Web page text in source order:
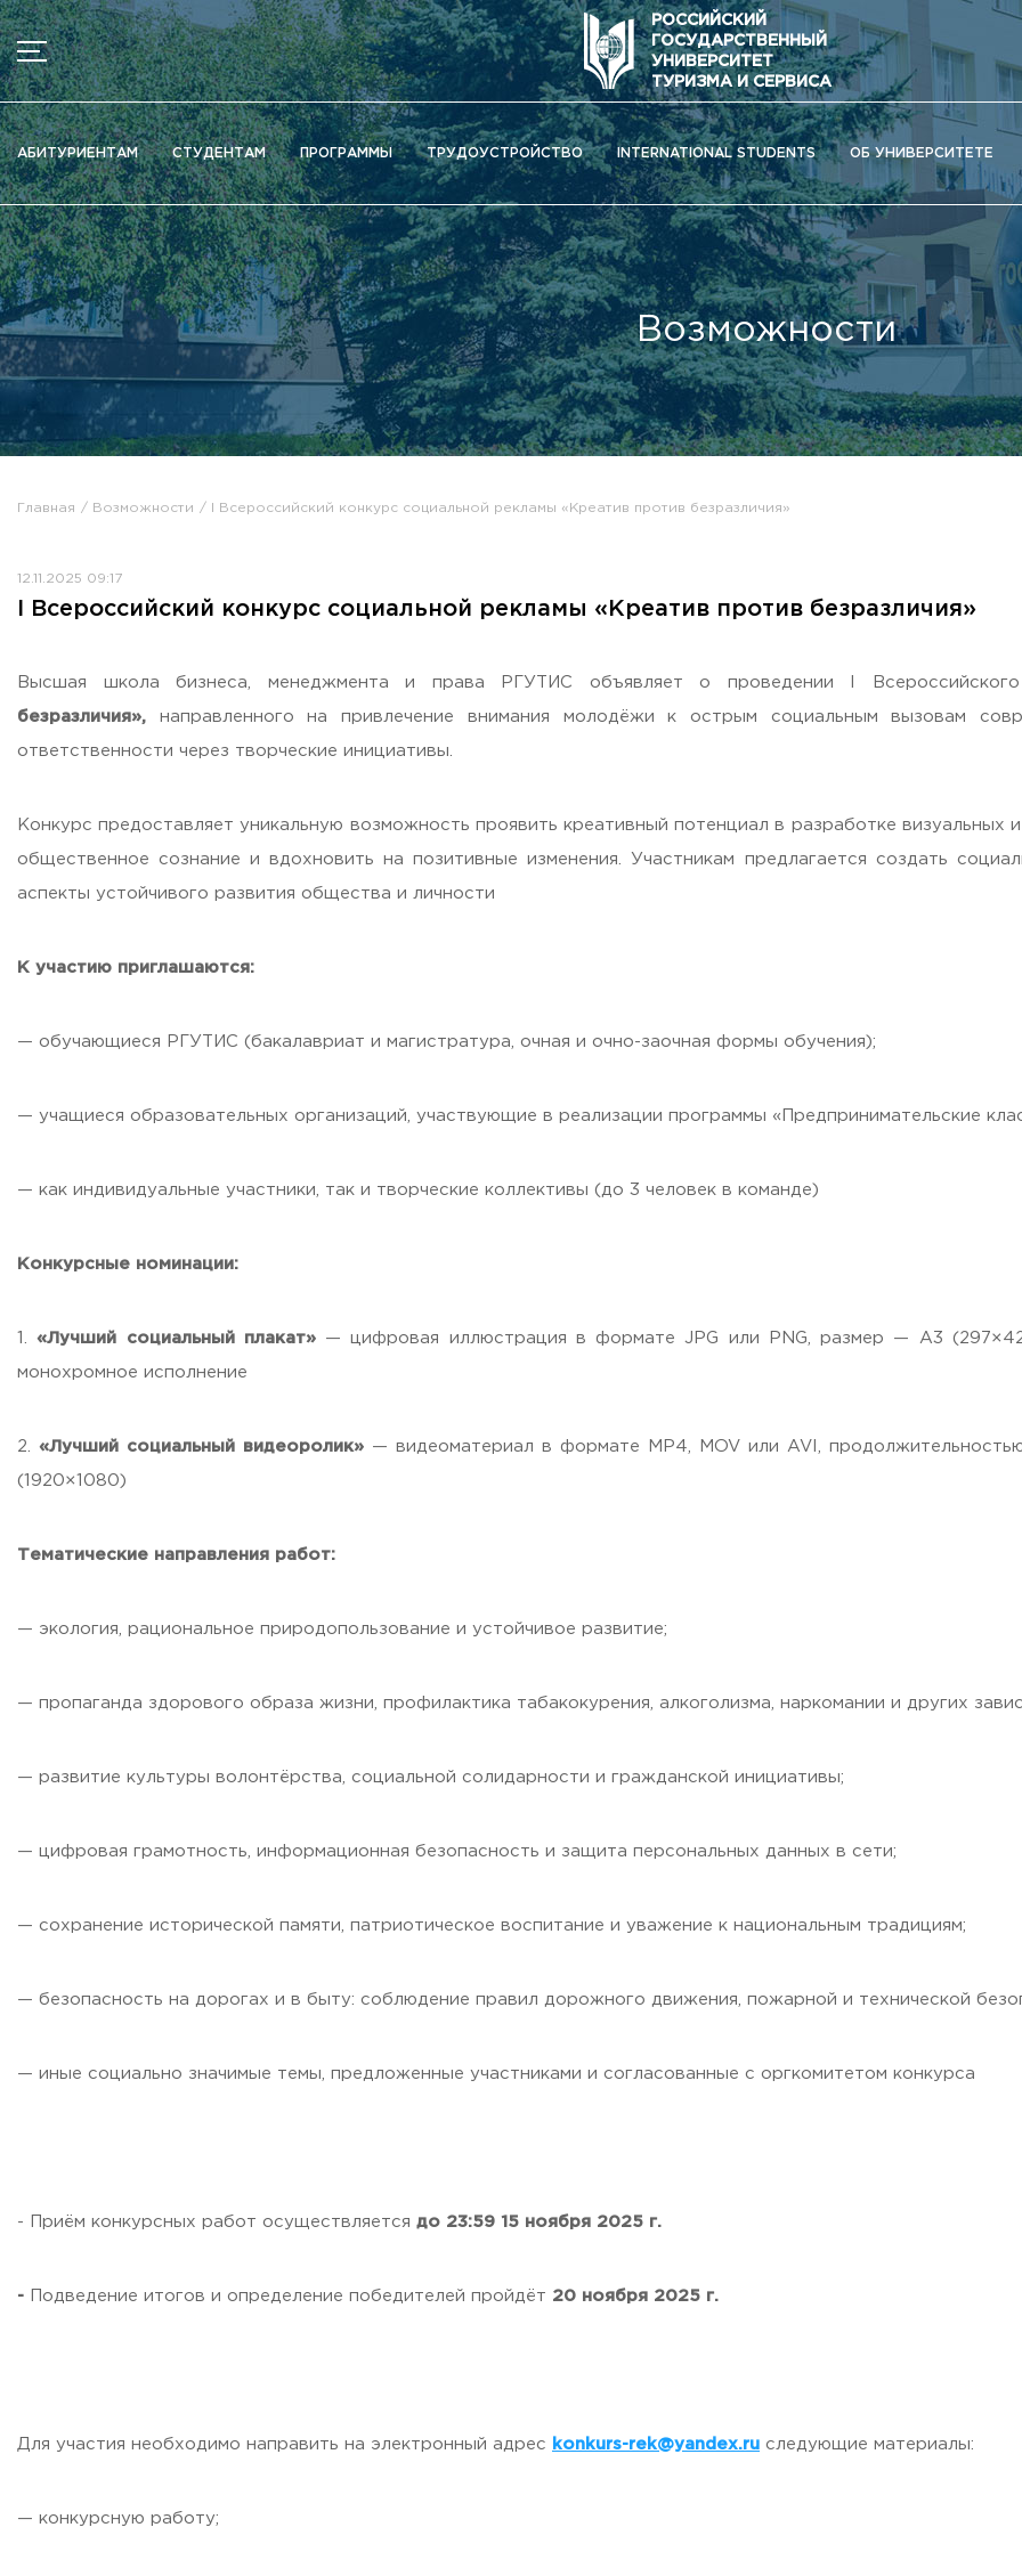
РОССИЙСКИЙ
ГОСУДАРСТВЕННЫЙ
УНИВЕРСИТЕТ
ТУРИЗМА И СЕРВИСА
АБИТУРИЕНТАМ СТУДЕНТАМ ПРОГРАММЫ ТРУДОУСТРОЙСТВО INTERNATIONAL STUDENTS ОБ УНИВЕРСИТЕТЕ
МЕНЮ
Новости
Объявления
Документы
Сведения об образовательной организации
Официально о приёме
Научная деятельность
Высшие школы / Институты / Департаменты
Дополнительное образование
Федеральный ресурсный центр
Вакантные места для приема (перевода)
Жилищно-коммунальное хозяйство
Визово-регистрационное сопровождение иностранных граждан
Партнерские проекты
Олимпиады
I Международный туристско-образовательный конгресс «Гостеприимная Россия»
XXX-я Международная научно-практическая конференция «Наука – Сервису»
ЗАКАЗАТЬ ОБРАТНЫЙ ЗВОНОК
АДРЕС
E-MAIL
ГРАФИК И РЕЖИМ РАБОТЫ
пн-чт: с 09:00 до 18:00;
пт: с 09:00 до 16:45;
Приемная комиссия
Возможности
Главная Возможности I Всероссийский конкурс социальной рекламы «Креатив против безразличия»
12.11.2025 09:17
I Всероссийский конкурс социальной рекламы «Креатив против безразличия»
Высшая школа бизнеса, менеджмента и права РГУТИС объявляет о проведении I Всероссийского
безразличия», направленного на привлечение внимания молодёжи к острым социальным вызовам
ответственности через творческие инициативы.
Конкурс предоставляет уникальную возможность проявить креативный потенциал в разработке визуальных
общественное сознание и вдохновить на позитивные изменения. Участникам предлагается создать
аспекты устойчивого развития общества и личности
К участию приглашаются:
— обучающиеся РГУТИС (бакалавриат и магистратура, очная и очно-заочная формы обучения);
— учащиеся образовательных организаций, участвующие в реализации программы «Предпринимательские
— как индивидуальные участники, так и творческие коллективы (до 3 человек в команде)
Конкурсные номинации:
1. «Лучший социальный плакат» — цифровая иллюстрация в формате JPG или PNG, размер — А3
монохромное исполнение
2. «Лучший социальный видеоролик» — видеоматериал в формате MP4, MOV или AVI,
(1920×1080)
Тематические направления работ:
— экология, рациональное природопользование и устойчивое развитие;
— пропаганда здорового образа жизни, профилактика табакокурения, алкоголизма, наркомании и других
— развитие культуры волонтёрства, социальной солидарности и гражданской инициативы;
— цифровая грамотность, информационная безопасность и защита персональных данных в сети;
— сохранение исторической памяти, патриотическое воспитание и уважение к национальным традициям;
— безопасность на дорогах и в быту: соблюдение правил дорожного движения, пожарной и технической
— иные социально значимые темы, предложенные участниками и согласованные с оргкомитетом конкурса
- Приём конкурсных работ осуществляется до 23:59 15 ноября 2025 г.
- Подведение итогов и определение победителей пройдёт 20 ноября 2025 г.
Для участия необходимо направить на электронный адрес konkurs-rek@yandex.ru следующие материалы:
— конкурсную работу;